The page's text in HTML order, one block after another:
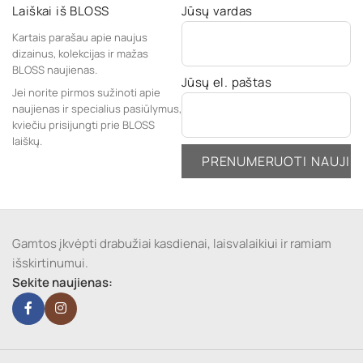
Laiškai iš BLOSS
Kartais parašau apie naujus
dizainus, kolekcijas ir mažas
BLOSS naujienas.
Jei norite pirmos sužinoti apie
naujienas ir specialius pasiūlymus,
kviečiu prisijungti prie BLOSS
laiškų.
Jūsų vardas
Jūsų el. paštas
Gamtos įkvėpti drabužiai kasdienai, laisvalaikiui ir ramiam
išskirtinumui.
Sekite naujienas: